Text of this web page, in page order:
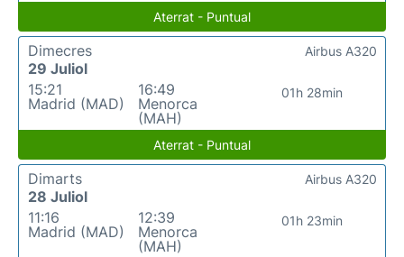
Aterrat - Puntual
Dimecres
29 Juliol
15:21
Madrid (MAD)
16:49
Menorca
(MAH)
01h 28min
Airbus A320
Aterrat - Puntual
Dimarts
28 Juliol
11:16
Madrid (MAD)
12:39
Menorca
(MAH)
01h 23min
Airbus A320